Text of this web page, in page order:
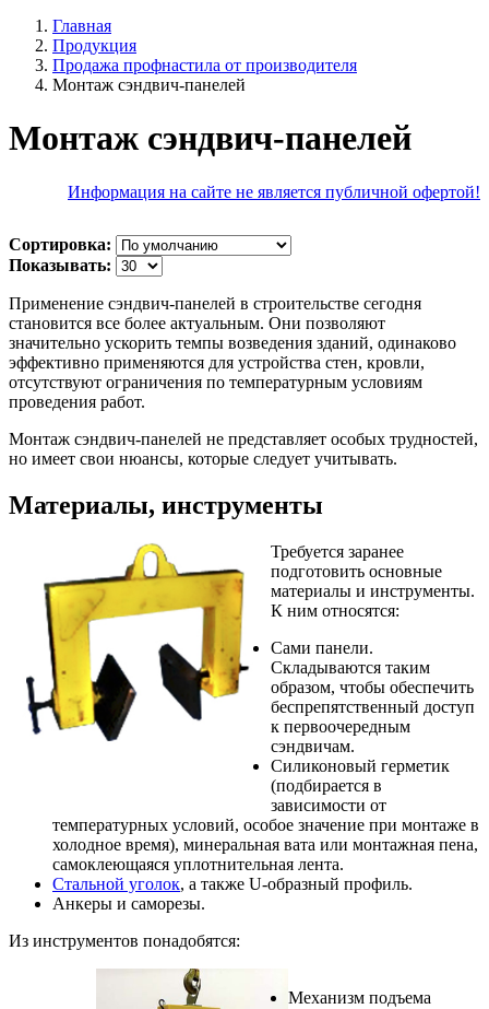
Главная
Продукция
Продажа профнастила от производителя
Монтаж сэндвич-панелей
Монтаж сэндвич-панелей
Информация на сайте не является публичной офертой!
Сортировка:
Показывать:
Применение сэндвич-панелей в строительстве сегодня
становится все более актуальным. Они позволяют
значительно ускорить темпы возведения зданий, одинаково
эффективно применяются для устройства стен, кровли,
отсутствуют ограничения по температурным условиям
проведения работ.
Монтаж сэндвич-панелей не представляет особых трудностей,
но имеет свои нюансы, которые следует учитывать.
Материалы, инструменты
Требуется заранее
подготовить основные
материалы и инструменты.
К ним относятся:
Сами панели.
Складываются таким
образом, чтобы обеспечить
беспрепятственный доступ
к первоочередным
сэндвичам.
Силиконовый герметик
(подбирается в
зависимости от
температурных условий, особое значение при монтаже в
холодное время), минеральная вата или монтажная пена,
самоклеющаяся уплотнительная лента.
Стальной уголок, а также U-образный профиль.
Анкеры и саморезы.
Из инструментов понадобятся:
Механизм подъема